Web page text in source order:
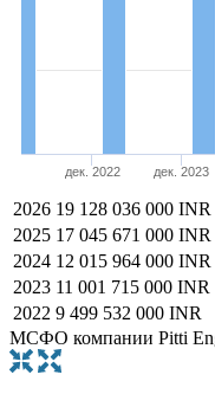
дек. 2022 дек. 2023
2026 19 128 036 000 INR
2025 17 045 671 000 INR
2024 12 015 964 000 INR
2023 11 001 715 000 INR
2022 9 499 532 000 INR
МСФО компании Pitti